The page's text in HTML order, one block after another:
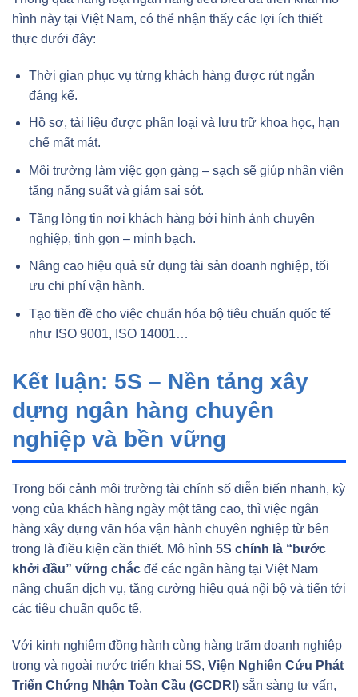
hình này tại Việt Nam, có thể nhận thấy các lợi ích thiết
thực dưới đây:
Thời gian phục vụ từng khách hàng được rút ngắn
đáng kể.
Hồ sơ, tài liệu được phân loại và lưu trữ khoa học, hạn
chế mất mát.
Môi trường làm việc gọn gàng – sạch sẽ giúp nhân viên
tăng năng suất và giảm sai sót.
Tăng lòng tin nơi khách hàng bởi hình ảnh chuyên
nghiệp, tinh gọn – minh bạch.
Nâng cao hiệu quả sử dụng tài sản doanh nghiệp, tối
ưu chi phí vận hành.
Tạo tiền đề cho việc chuẩn hóa bộ tiêu chuẩn quốc tế
như ISO 9001, ISO 14001…
Kết luận: 5S – Nền tảng xây
dựng ngân hàng chuyên
nghiệp và bền vững
Trong bối cảnh môi trường tài chính số diễn biến nhanh, kỳ
vọng của khách hàng ngày một tăng cao, thì việc ngân
hàng xây dựng văn hóa vận hành chuyên nghiệp từ bên
trong là điều kiện cần thiết. Mô hình 5S chính là “bước
khởi đầu” vững chắc để các ngân hàng tại Việt Nam
nâng chuẩn dịch vụ, tăng cường hiệu quả nội bộ và tiến tới
các tiêu chuẩn quốc tế.
Với kinh nghiệm đồng hành cùng hàng trăm doanh nghiệp
trong và ngoài nước triển khai 5S, Viện Nghiên Cứu Phát
Triển Chứng Nhận Toàn Cầu (GCDRI) sẵn sàng tư vấn,